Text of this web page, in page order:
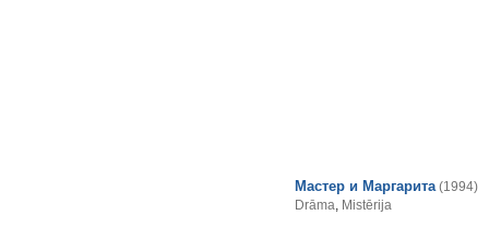
Мастер и Маргарита (1994)
Drāma, Mistērija